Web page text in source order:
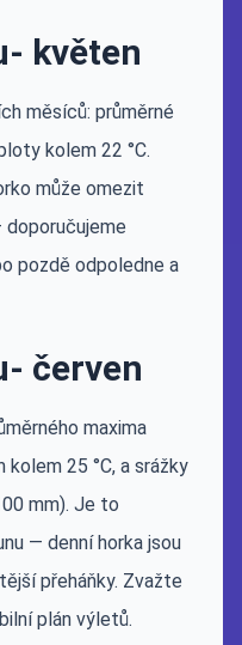
květen
měsíců: průměrné
kolem 22 °C.
může omezit
pozdě odpoledne a
červen
maxima
kolem 25 °C, a srážky
mm). Je to
— denní horka jsou
přeháňky. Zvažte
plán výletů.